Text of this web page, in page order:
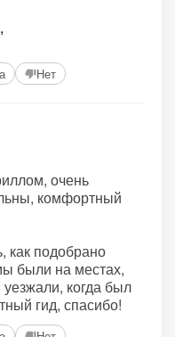
Нет
очень
комфортный
как подобрано
были на местах,
когда был
гид, спасибо!